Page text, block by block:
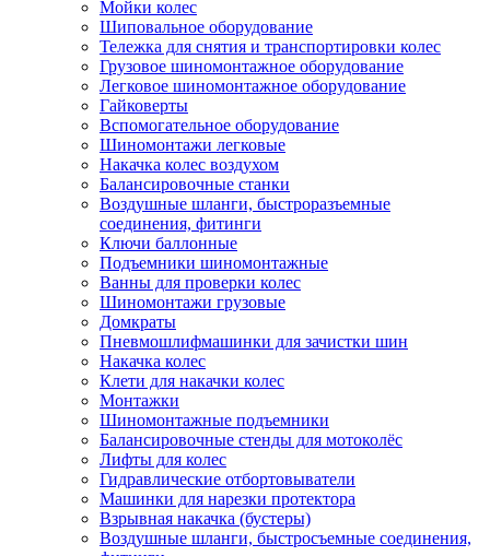
Мойки колес
Шиповальное оборудование
Тележка для снятия и транспортировки колес
Грузовое шиномонтажное оборудование
Легковое шиномонтажное оборудование
Гайковерты
Вспомогательное оборудование
Шиномонтажи легковые
Накачка колес воздухом
Балансировочные станки
Воздушные шланги, быстроразъемные
соединения, фитинги
Ключи баллонные
Подъемники шиномонтажные
Ванны для проверки колес
Шиномонтажи грузовые
Домкраты
Пневмошлифмашинки для зачистки шин
Накачка колес
Клети для накачки колес
Монтажки
Шиномонтажные подъемники
Балансировочные стенды для мотоколёс
Лифты для колес
Гидравлические отбортовыватели
Машинки для нарезки протектора
Взрывная накачка (бустеры)
Воздушные шланги, быстросъемные соединения,